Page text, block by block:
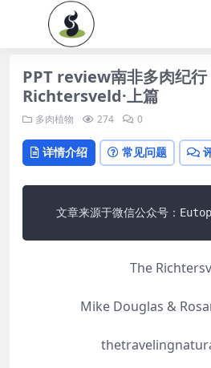
PPT review南非多肉纪
Richtersveld·上篇
多肉植物 274 0
详情介绍 常见问题
文章来源于微信公众号：
The
Mike Douglas &